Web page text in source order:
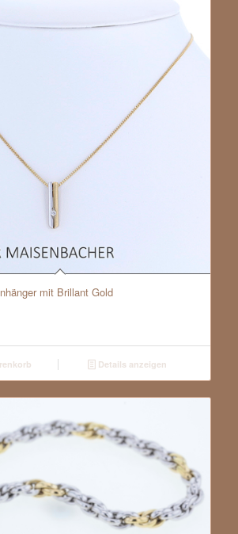
mit Brillant Gold
Details anzeigen